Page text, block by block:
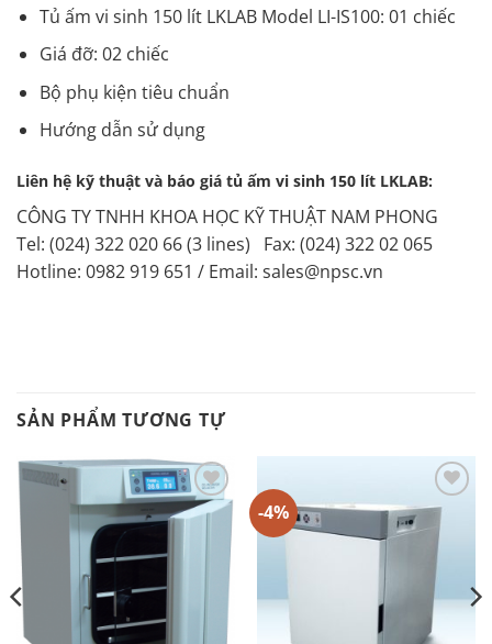
Tủ ấm vi sinh 150 lít LKLAB Model LI-IS100: 01 chiếc
Giá đỡ: 02 chiếc
Bộ phụ kiện tiêu chuẩn
Hướng dẫn sử dụng
Liên hệ kỹ thuật và báo giá tủ ấm vi sinh 150 lít LKLAB:
CÔNG TY TNHH KHOA HỌC KỸ THUẬT NAM PHONG
Tel: (024) 322 020 66 (3 lines) Fax: (024) 322 02 065
Hotline: 0982 919 651 / Email: sales@npsc.vn
SẢN PHẨM TƯƠNG TỰ
Add to
-4%
Add to
Wishlist